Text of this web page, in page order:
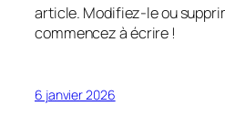
article. Modifiez-le ou
commencez à écrire !
6 janvier 2026